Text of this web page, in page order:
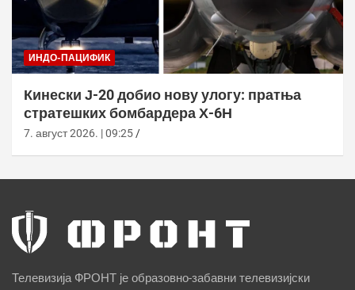
ИНДО-ПАЦИФИК
Кинески Ј-20 добио нову улогу: пратња
стратешких бомбардера Х-6Н
7. август 2026. | 09:25
Телевизија ФРОНТ је образовно-забавни телевизијски